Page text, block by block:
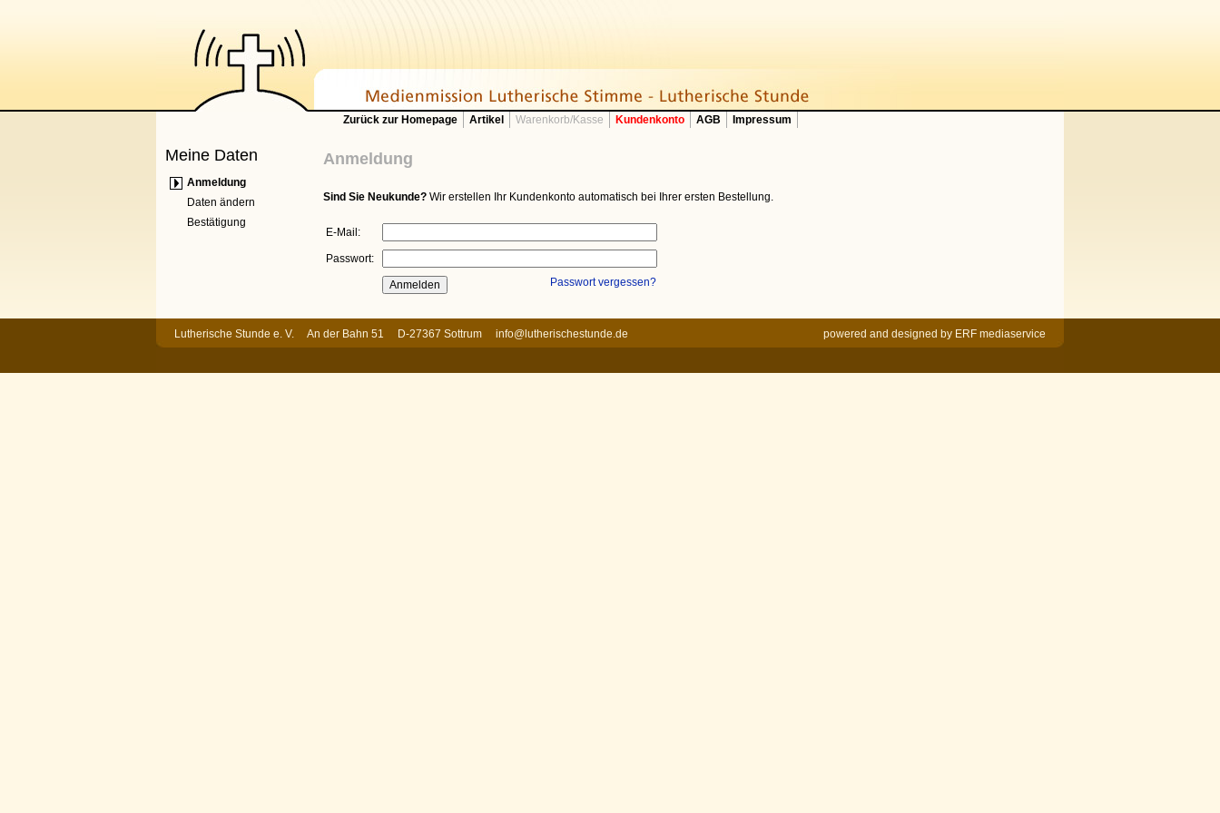
Zurück zur Homepage Artikel Warenkorb/Kasse Kundenkonto AGB Impressum
Meine Daten
Anmeldung
Daten ändern
Bestätigung
Anmeldung
Sind Sie Neukunde? Wir erstellen Ihr Kundenkonto automatisch bei Ihrer ersten Bestellung.
E-Mail:
Passwort:
Passwort vergessen?
powered and designed by ERF mediaservice
Lutherische Stunde e. V. An der Bahn 51 D-27367 Sottrum info@lutherischestunde.de